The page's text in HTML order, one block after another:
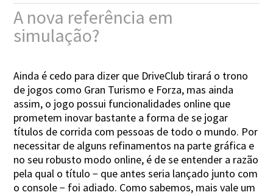
A nova referência em
simulação?
Ainda é cedo para dizer que DriveClub tirará o trono
de jogos como Gran Turismo e Forza, mas ainda
assim, o jogo possui funcionalidades online que
prometem inovar bastante a forma de se jogar
títulos de corrida com pessoas de todo o mundo. Por
necessitar de alguns refinamentos na parte gráfica e
no seu robusto modo online, é de se entender a razão
pela qual o título − que antes seria lançado junto com
o console − foi adiado. Como sabemos, mais vale um